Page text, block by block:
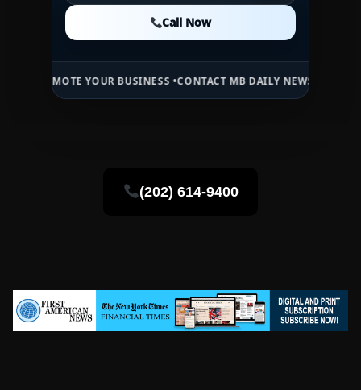
Call Now
Call Now
YOUR BUSINESS •CONTACT MB DAILY NEWS •ADVERTISE HERE
(202) 614-9400